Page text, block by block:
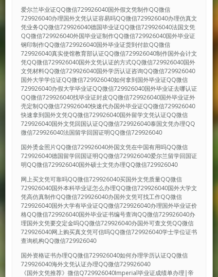
爱尔兰毕业证QQ微信729926040国外假文凭制作QQ微信
729926040办理国外文凭认证容易吗QQ微信729926040办理仿真文
凭业务QQ微信729926040德国毕业证QQ微信729926040法国文凭
QQ微信729926040外国毕业证制作QQ微信729926040国外毕业证
钢印制作QQ微信729926040国外毕业证货到付款QQ微信
729926040真实使馆教育部认证QQ微信729926040制作国外会计文
凭QQ微信729926040国外文凭认证的方式QQ微信729926040国外
文凭材料QQ微信729926040国外学历认证咨询QQ微信729926040
国外大学学位证QQ微信729926040如何拿到国外毕业证QQ微信
729926040办假大学毕业证QQ微信729926040国外毕业证去哪认证
QQ微信729926040找毕业证封皮QQ微信729926040国外毕业证外
壳定制QQ微信729926040快速代办国外毕业证QQ微信729926040
快速拿到国外文凭QQ微信729926040国外留学文凭认证QQ微信
729926040国外文凭回国认证QQ微信729926040泰国文凭办理QQ
微信729926040法国留学回国证明QQ微信729926040
国外烫金照片QQ微信729926040外国文凭在中国有用吗QQ微信
729926040德国留学回国证明QQ微信729926040爱尔兰留学回国证
明QQ微信729926040国外硕士文凭办理QQ微信729926040
网上买文凭可靠吗QQ微信729926040买国外文凭质量QQ微信
729926040国外本科毕业证怎么办理QQ微信729926040国外大学文
凭高仿真制作QQ微信729926040办国外文凭可找工作QQ微信
729926040国外大学有毕业证QQ微信729926040办理国外毕业证价
格QQ微信729926040国外毕业证书编号查询QQ微信729926040办
理国外文凭要交定金吗QQ微信729926040办国外可查文凭QQ微信
729926040网上购买真文凭可信吗QQ微信729926040学士学位证书
查询机构QQ微信729926040
国外资格证书办理QQ微信729926040如何办理学历认证QQ微信
729926040海外文凭认证办理QQ微信729926040
《国外文凭推荐》微信Q729926040Imperial毕业证成绩单办理|帝